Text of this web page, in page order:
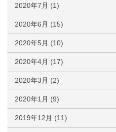
2020年7月 (1)
2020年6月 (15)
2020年5月 (10)
2020年4月 (17)
2020年3月 (2)
2020年1月 (9)
2019年12月 (11)